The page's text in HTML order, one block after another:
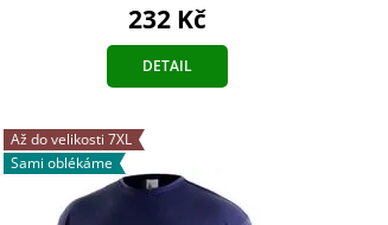
232 Kč
DETAIL
Až do velikosti 7XL
Sami oblékáme